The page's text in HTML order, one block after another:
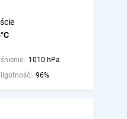
1010 hPa
96%